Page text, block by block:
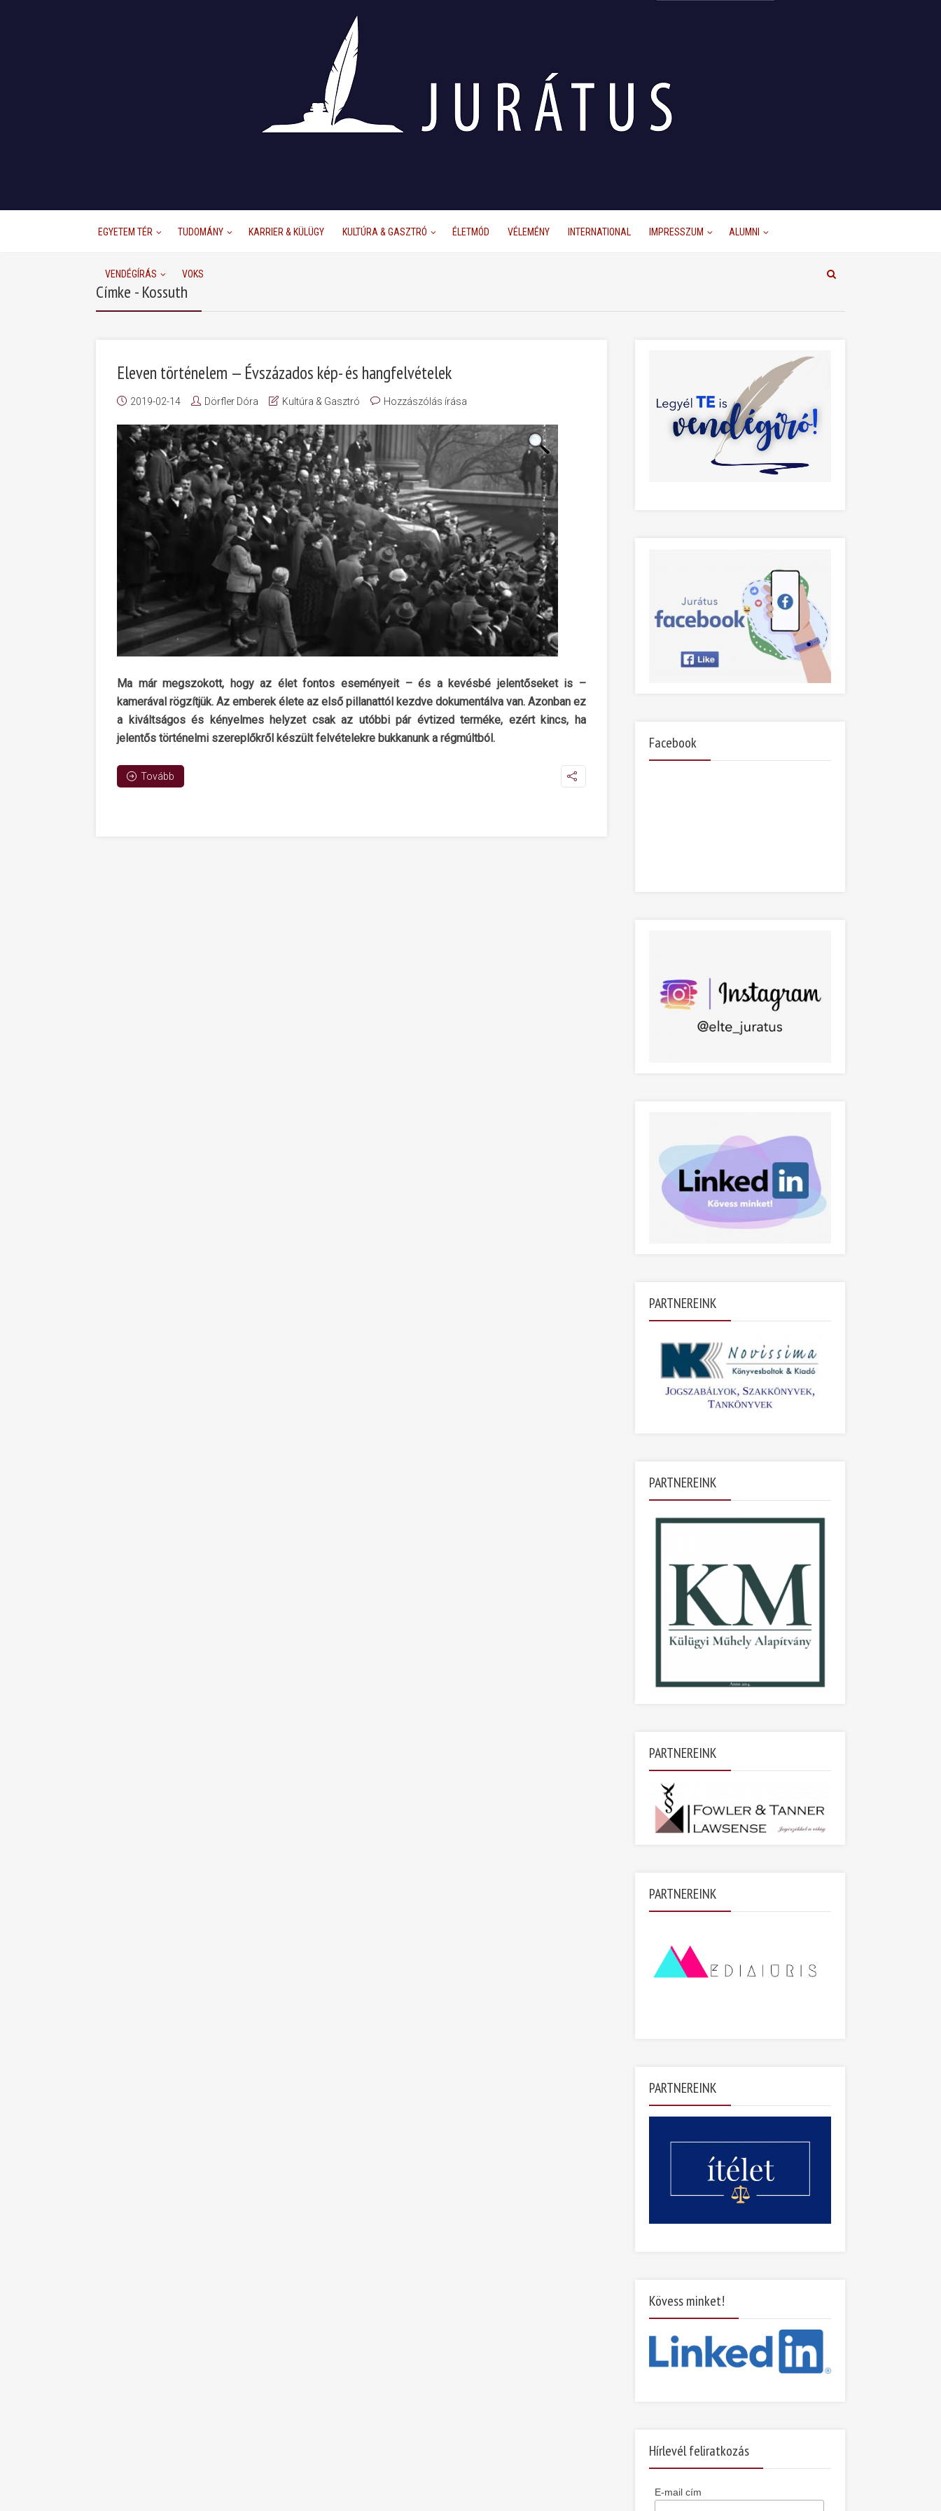
EGYETEM TÉR TUDOMÁNY KARRIER & KÜLÜGY KULTÚRA & GASZTRÓ ÉLETMÓD VÉLEMÉNY INTERNATIONAL IMPRESSZUM ALUMNI
VENDÉGÍRÁS VOKS
Címke - Kossuth
Eleven történelem — Évszázados kép- és hangfelvételek
2019-02-14 Dörfler Dóra Kultúra & Gasztró Hozzászólás írása
Ma már megszokott, hogy az élet fontos eseményeit – és a kevésbé jelentőseket is –
kamerával rögzítjük. Az emberek élete az első pillanattól kezdve dokumentálva van. Azonban ez
a kiváltságos és kényelmes helyzet csak az utóbbi pár évtized terméke, ezért kincs, ha
jelentős történelmi szereplőkről készült felvételekre bukkanunk a régmúltból.
Tovább
Facebook
PARTNEREINK
PARTNEREINK
PARTNEREINK
PARTNEREINK
PARTNEREINK
Kövess minket!
Hírlevél feliratkozás
E-mail cím